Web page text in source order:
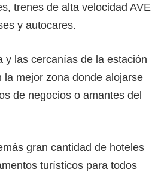
trenes de alta velocidad AVE
y autocares.
y las cercanías de la estación
la mejor zona donde alojarse
de negocios o amantes del
gran cantidad de hoteles
turísticos para todos